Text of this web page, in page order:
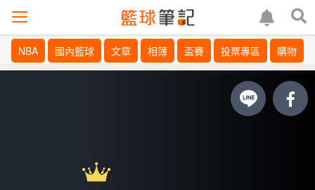
NBA 國內籃球 文章 相簿 盃賽 投票專區 購物